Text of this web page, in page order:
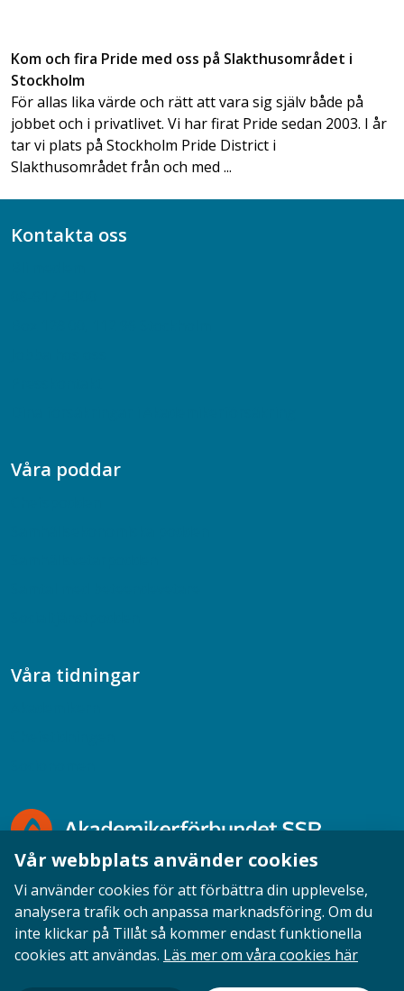
Kom och fira Pride med oss på Slakthusområdet i
Stockholm
För allas lika värde och rätt att vara sig själv både på
jobbet och i privatlivet. Vi har firat Pride sedan 2003. I år
tar vi plats på Stockholm Pride District i
Slakthusområdet från och med ...
Kontakta oss
Våra poddar
Våra tidningar
Opinion English Personuppgifter Cookies
Vår webbplats använder cookies
Vi använder cookies för att förbättra din upplevelse,
analysera trafik och anpassa marknadsföring. Om du
inte klickar på Tillåt så kommer endast funktionella
cookies att användas. Läs mer om våra cookies här